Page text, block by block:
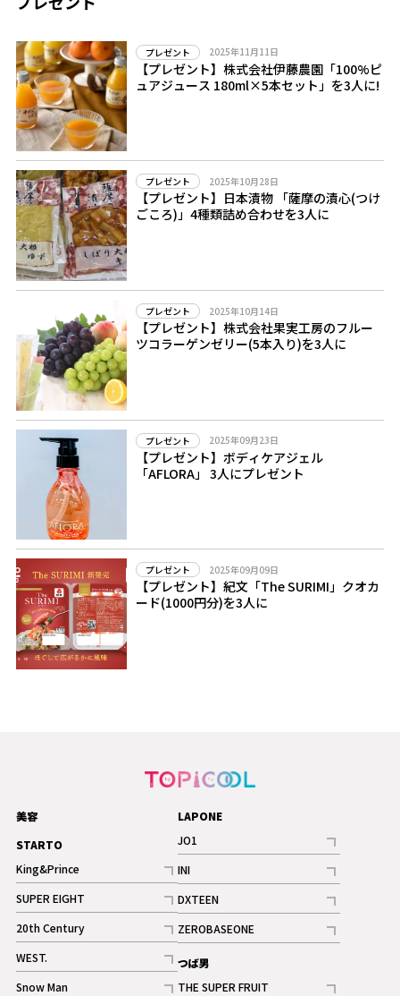
プレゼント 2025年11月11日
【プレゼント】株式会社伊藤農園「100%ピ
ュアジュース 180ml×5本セット」を3人に!
プレゼント 2025年10月28日
【プレゼント】日本漬物 「薩摩の漬心(つけ
ごころ)」4種類詰め合わせを3人に
プレゼント 2025年10月14日
【プレゼント】株式会社果実工房のフルー
ツコラーゲンゼリー(5本入り)を3人に
プレゼント 2025年09月23日
【プレゼント】ボディケアジェル
「AFLORA」 3人にプレゼント
プレゼント 2025年09月09日
【プレゼント】紀文「The SURIMI」クオカ
ード(1000円分)を3人に
美容
STARTO
King&Prince
記事
SUPER EIGHT
記事
20th Century
記事
WEST.
記事
Snow Man
LAPONE
JO1
記事
INI
記事
ギャラリー
DXTEEN
記事
ギャラリー
ZEROBASEONE
記事
つば男
THE SUPER FRUIT